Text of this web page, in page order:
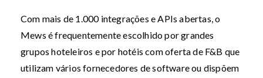
Com mais de 1.000 integrações e APIs abertas, o
Mews é frequentemente escolhido por grandes
grupos hoteleiros e por hotéis com oferta de F&B que
utilizam vários fornecedores de software ou dispõem